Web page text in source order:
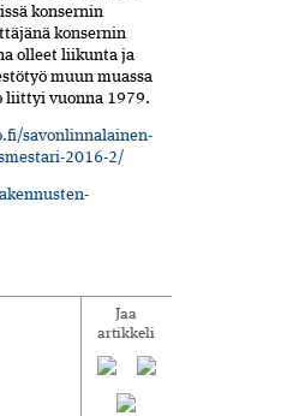
konsernin
konsernin
olleet liikunta ja
muun muassa
liittyi vuonna 1979.
savonlinnalainen-
2016-2/
Jaa
artikkeli